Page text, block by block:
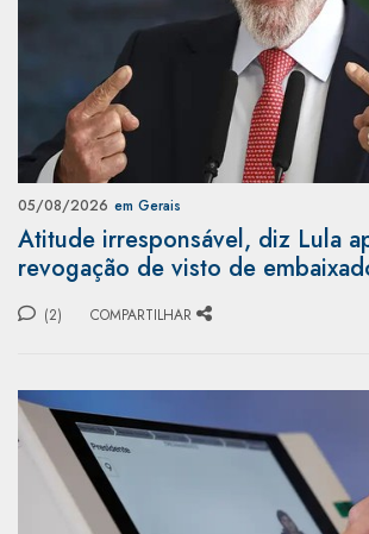
05/08/2026 em Gerais
Atitude irresponsável, diz Lula
revogação de visto de
(2) COMPARTILHAR